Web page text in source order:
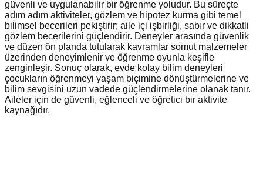
güvenli ve uygulanabilir bir öğrenme yoludur. Bu süreçte
adım adım aktiviteler, gözlem ve hipotez kurma gibi temel
bilimsel becerileri pekiştirir; aile içi işbirliği, sabır ve dikkatli
gözlem becerilerini güçlendirir. Deneyler arasında güvenlik
ve düzen ön planda tutularak kavramlar somut malzemeler
üzerinden deneyimlenir ve öğrenme oyunla keşifle
zenginleşir. Sonuç olarak, evde kolay bilim deneyleri
çocukların öğrenmeyi yaşam biçimine dönüştürmelerine ve
bilim sevgisini uzun vadede güçlendirmelerine olanak tanır.
Aileler için de güvenli, eğlenceli ve öğretici bir aktivite
kaynağıdır.